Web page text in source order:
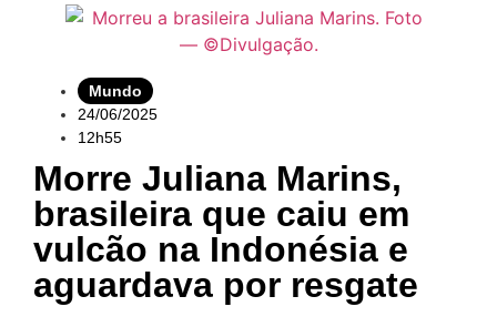
Mundo
24/06/2025
12h55
Morre Juliana Marins,
brasileira que caiu em
vulcão na Indonésia e
aguardava por resgate